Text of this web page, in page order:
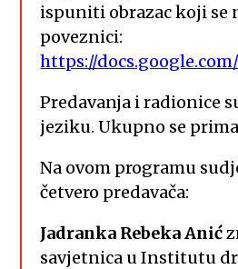
ispuniti obrazac koji se
poveznici:
https://
Predavanja i radionice
jeziku. Ukupno se
Na ovom programu
četvero predavača:
Jadranka Rebeka Anić
savjetnica u Institutu